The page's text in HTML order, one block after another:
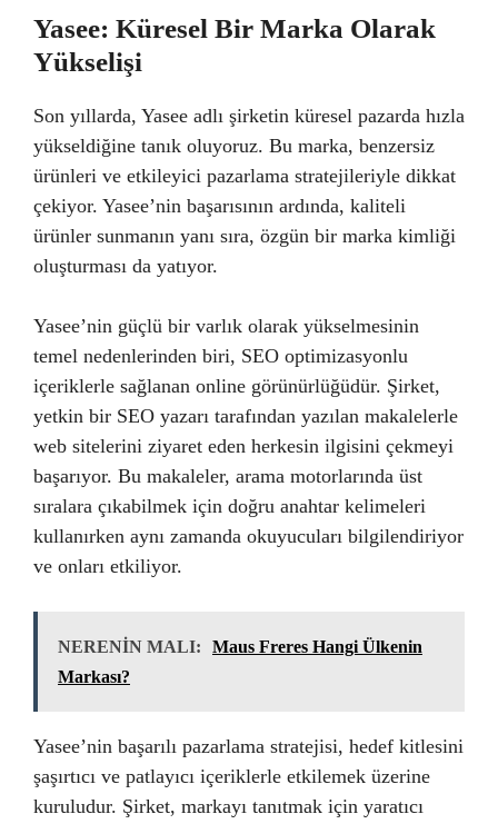
Yasee: Küresel Bir Marka Olarak
Yükselişi
Son yıllarda, Yasee adlı şirketin küresel pazarda hızla
yükseldiğine tanık oluyoruz. Bu marka, benzersiz
ürünleri ve etkileyici pazarlama stratejileriyle dikkat
çekiyor. Yasee’nin başarısının ardında, kaliteli
ürünler sunmanın yanı sıra, özgün bir marka kimliği
oluşturması da yatıyor.
Yasee’nin güçlü bir varlık olarak yükselmesinin
temel nedenlerinden biri, SEO optimizasyonlu
içeriklerle sağlanan online görünürlüğüdür. Şirket,
yetkin bir SEO yazarı tarafından yazılan makalelerle
web sitelerini ziyaret eden herkesin ilgisini çekmeyi
başarıyor. Bu makaleler, arama motorlarında üst
sıralara çıkabilmek için doğru anahtar kelimeleri
kullanırken aynı zamanda okuyucuları bilgilendiriyor
ve onları etkiliyor.
NERENİN MALI:
Maus Freres Hangi Ülkenin
Markası?
Yasee’nin başarılı pazarlama stratejisi, hedef kitlesini
şaşırtıcı ve patlayıcı içeriklerle etkilemek üzerine
kuruludur. Şirket, markayı tanıtmak için yaratıcı